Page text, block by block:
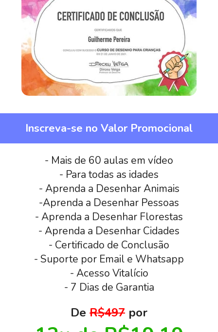
Inscreva-se no Valor Promocional
- Mais de 60 aulas em vídeo
- Para todas as idades
- Aprenda a Desenhar Animais
-Aprenda a Desenhar Pessoas
- Aprenda a Desenhar Florestas
- Aprenda a Desenhar Cidades
- Certificado de Conclusão
- Suporte por Email e Whatsapp
- Acesso Vitalício
- 7 Dias de Garantia
De R$497 por